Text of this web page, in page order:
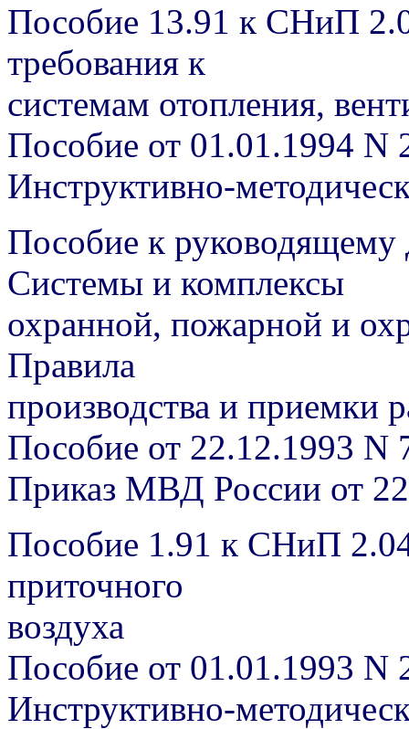
Пособие 13.91 к СНиП
требования к
системам отопления,
Пособие от 01.01.1994 N
Инструктивно-
Пособие к
Системы и комплексы
охранной, пожарной и
Правила
производства и приемки
Пособие от 22.12.1993 N
Приказ МВД России от
Пособие 1.91 к СНиП
приточного
воздуха
Пособие от 01.01.1993 N
Инструктивно-